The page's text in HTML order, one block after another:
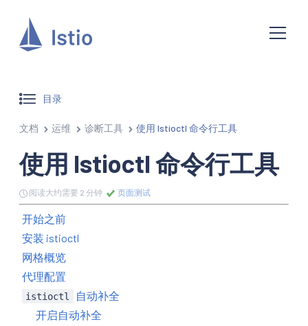
目录
文档 运维 诊断工具 使用 Istioctl 命令行工具
使用 Istioctl 命令行工具
阅读大约需要 2 分钟 页面测试
开始之前
安装 istioctl
网格概览
代理配置
istioctl
自动补全
开启自动补全